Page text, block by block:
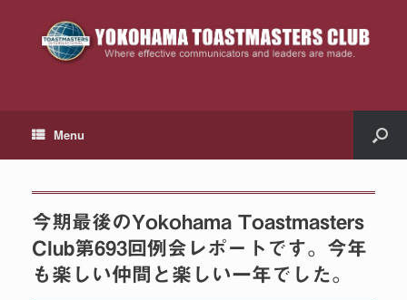
Menu
今期最後のYokohama Toastmasters
Club第693回例会レポートです。今年
も楽しい仲間と楽しい一年でした。